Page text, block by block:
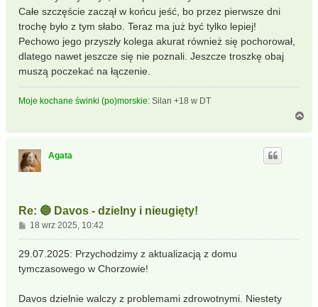
Całe szczęście zaczął w końcu jeść, bo przez pierwsze dni
trochę było z tym słabo. Teraz ma już być tylko lepiej!
Pechowo jego przyszły kolega akurat również się pochorował,
dlatego nawet jeszcze się nie poznali. Jeszcze troszkę obaj
muszą poczekać na łączenie.
Moje kochane świnki (po)morskie: Silan +18 w DT
Agata
Re: 🔵 Davos - dzielny i nieugięty!
P
o
s
18 wrz 2025, 10:42
29.07.2025: Przychodzimy z aktualizacją z domu
tymczasowego w Chorzowie!
Davos dzielnie walczy z problemami zdrowotnymi. Niestety